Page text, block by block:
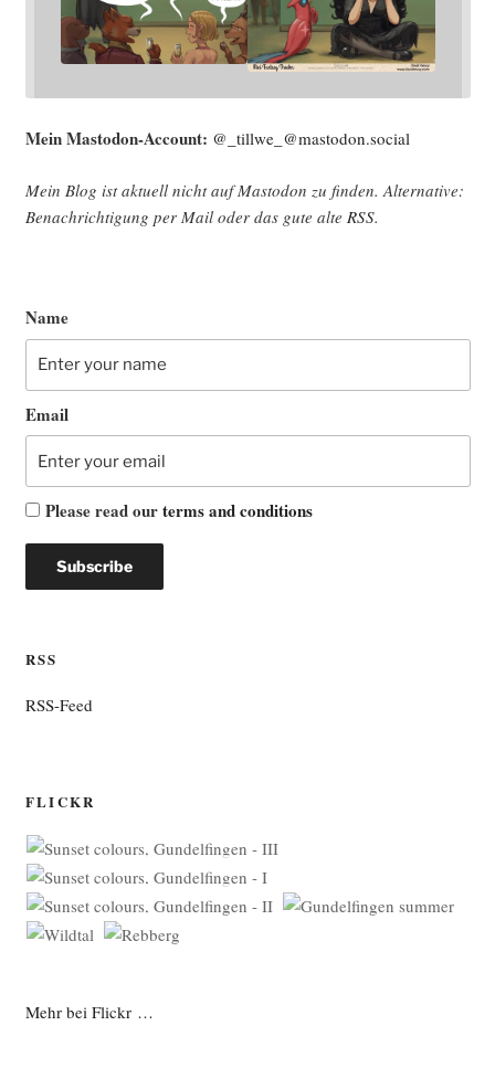
Mein Mast­o­don-Account: @_tillwe_@mastodon.social
Mein Blog ist aktu­ell nicht auf Mast­o­don zu fin­den. Alter­na­ti­ve:
Benach­rich­ti­gung per Mail oder das gute alte RSS.
Name
Email
Please read ourterms and conditions
RSS
RSS-Feed
FLICKR
Mehr bei Flickr …